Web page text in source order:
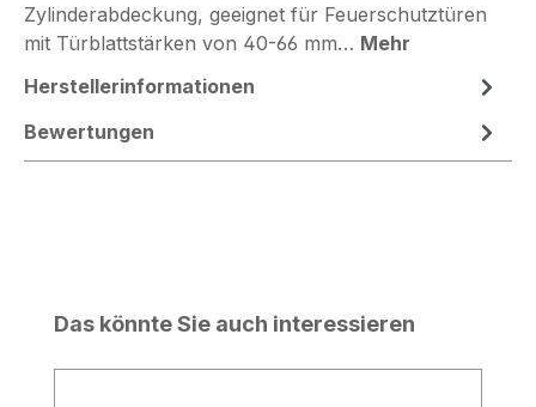
Zylinderabdeckung, geeignet für Feuerschutztüren
mit Türblattstärken von 40-66 mm… Mehr
Herstellerinformationen
Bewertungen
Produktgalerie überspringen
Das könnte Sie auch interessieren